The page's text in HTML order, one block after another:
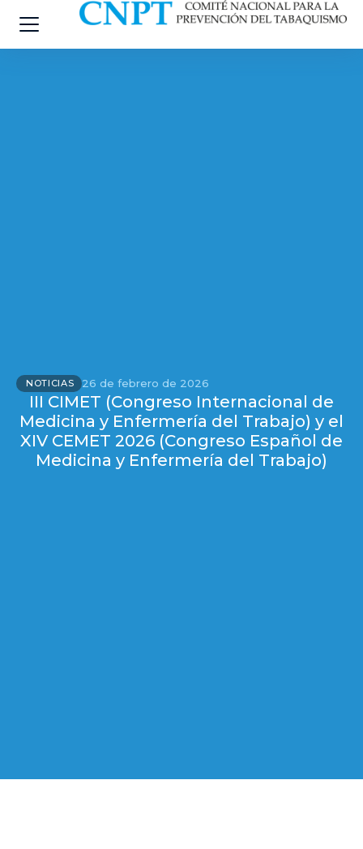
NOTICIAS 26 de febrero de 2026
III CIMET (Congreso Internacional de
Medicina y Enfermería del Trabajo) y el
XIV CEMET 2026 (Congreso Español de
Medicina y Enfermería del Trabajo)